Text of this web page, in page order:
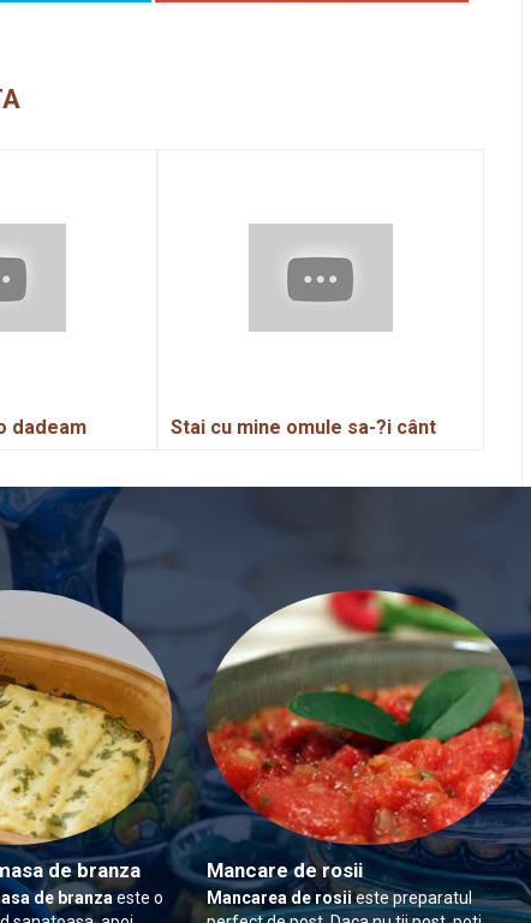
dadeam Stai cu mine omule sa-?i cânt
de branza
de branzaeste o
Mancare de rosii
Mancarea de rosiieste preparatul